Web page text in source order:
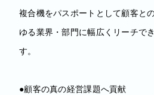
複合機をパスポートとして顧客と
ゆる業界・部門に幅広くリーチで
す。
●顧客の真の経営課題へ貢献